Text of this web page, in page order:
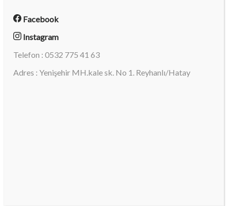
Facebook
Instagram
Telefon : 0532 775 41 63
Adres : Yenişehir MH.kale sk. No 1. Reyhanlı/Hatay